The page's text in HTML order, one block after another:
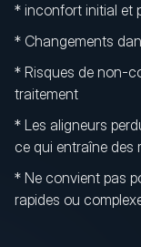
* inconfort initial et
* Changements
* Risques de non-
traitement
* Les aligneurs
ce qui entraîne des
* Ne convient pas
rapides ou